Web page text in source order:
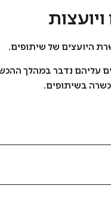
היועצים של שיתופים.
עליהם נדבר במהלך
בשיתופים.